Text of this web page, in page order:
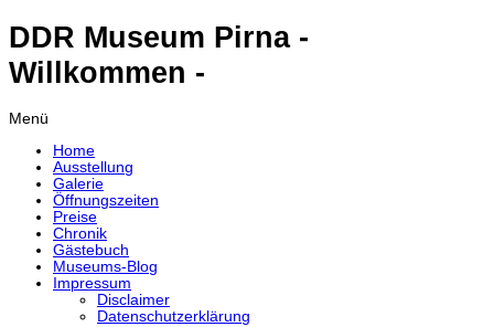
DDR Museum Pirna -
Willkommen -
Menü
Home
Ausstellung
Galerie
Öffnungszeiten
Preise
Chronik
Gästebuch
Museums-Blog
Impressum
Disclaimer
Datenschutzerklärung